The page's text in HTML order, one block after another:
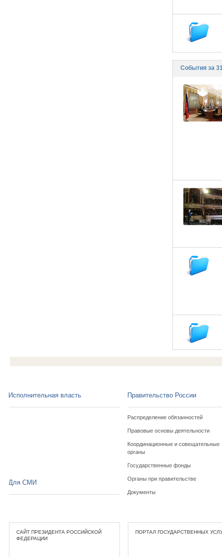
События за
Исполнительная власть Правительство России
Распределение обязанностей
Правовые основы деятельности
Координационные и совещательные
органы
Государственные фонды
Органы при правительстве
Документы
Для СМИ
САЙТ ПРЕЗИДЕНТА РОССИЙСКОЙ
ФЕДЕРАЦИИ
ПОРТАЛ ГОСУДАРСТВЕННЫХ